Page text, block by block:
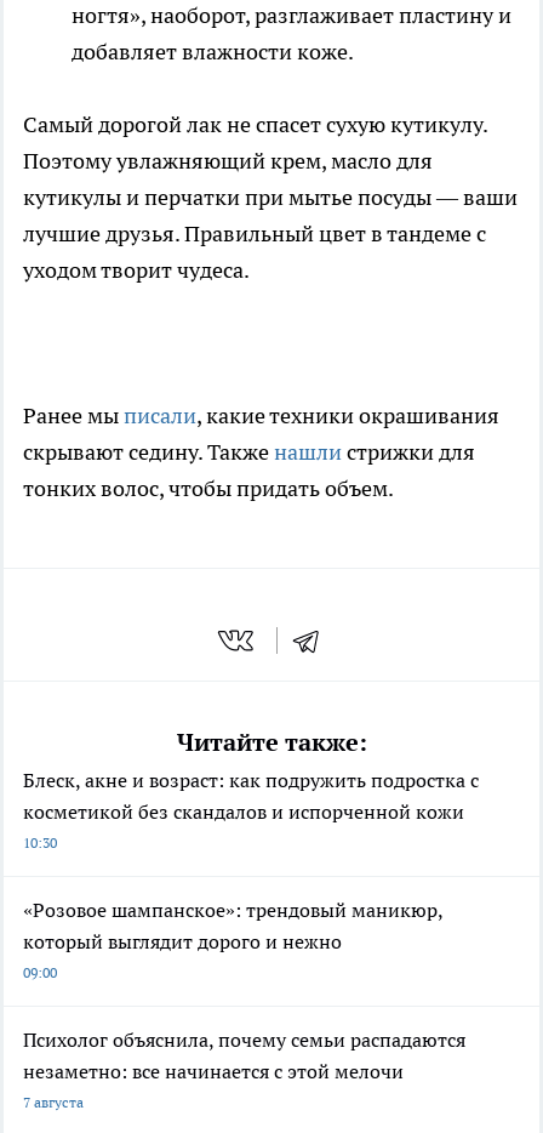
ногтя», наоборот, разглаживает пластину и
добавляет влажности коже.
Самый дорогой лак не спасет сухую кутикулу.
Поэтому увлажняющий крем, масло для
кутикулы и перчатки при мытье посуды — ваши
лучшие друзья. Правильный цвет в тандеме с
уходом творит чудеса.
Ранее мыписали, какие техники окрашивания
скрывают седину. Такженашлистрижки для
тонких волос, чтобы придать объем.
Читайте также:
Блеск, акне и возраст: как подружить подростка с
косметикой без скандалов и испорченной кожи
10:30
«Розовое шампанское»: трендовый маникюр,
который выглядит дорого и нежно
09:00
Психолог объяснила, почему семьи распадаются
незаметно: все начинается с этой мелочи
7 августа